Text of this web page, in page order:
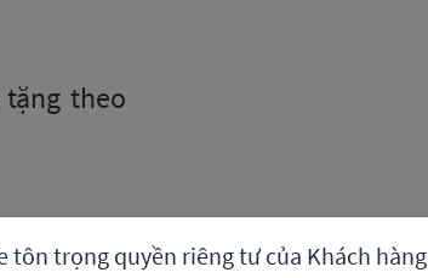
theo
tôn trọng quyền riêng tư của Khách